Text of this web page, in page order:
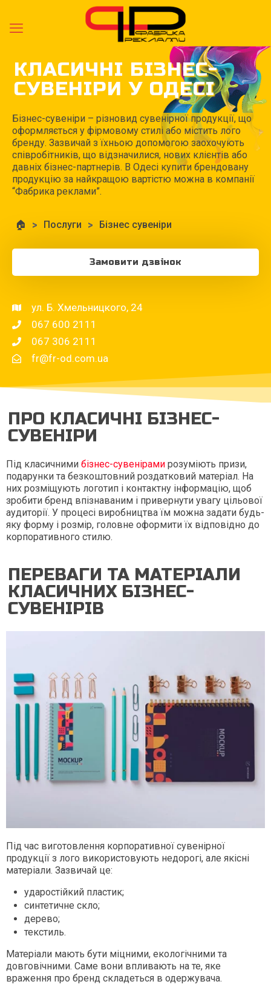
КЛАСИЧНІ БІЗНЕС-
СУВЕНІРИ У ОДЕСІ
Бізнес-сувеніри – різновид сувенірної продукції, що
оформляється у фірмовому стилі або містить лого
бренду. Зазвичай з їхньою допомогою заохочують
співробітників, що відзначилися, нових клієнтів або
давніх бізнес-партнерів. В Одесі купити брендовану
продукцію за найкращою вартістю можна в компанії
“Фабрика реклами”.
🏠 > Послуги > Бізнес сувеніри
Замовити дзвінок
ул. Б. Хмельницкого, 24
067 600 2111
067 306 2111
fr@fr-od.com.ua
ПРО КЛАСИЧНІ БІЗНЕС-
СУВЕНІРИ
Під класичними бізнес-сувенірами розуміють призи,
подарунки та безкоштовний роздатковий матеріал. На
них розміщують логотип і контактну інформацію, щоб
зробити бренд впізнаваним і привернути увагу цільової
аудиторії. У процесі виробництва їм можна задати будь-
яку форму і розмір, головне оформити їх відповідно до
корпоративного стилю.
ПЕРЕВАГИ ТА МАТЕРІАЛИ
КЛАСИЧНИХ БІЗНЕС-
СУВЕНІРІВ
Під час виготовлення корпоративної сувенірної
продукції з лого використовують недорогі, але якісні
матеріали. Зазвичай це:
ударостійкий пластик;
синтетичне скло;
дерево;
текстиль.
Матеріали мають бути міцними, екологічними та
довговічними. Саме вони впливають на те, яке
враження про бренд складеться в одержувача.